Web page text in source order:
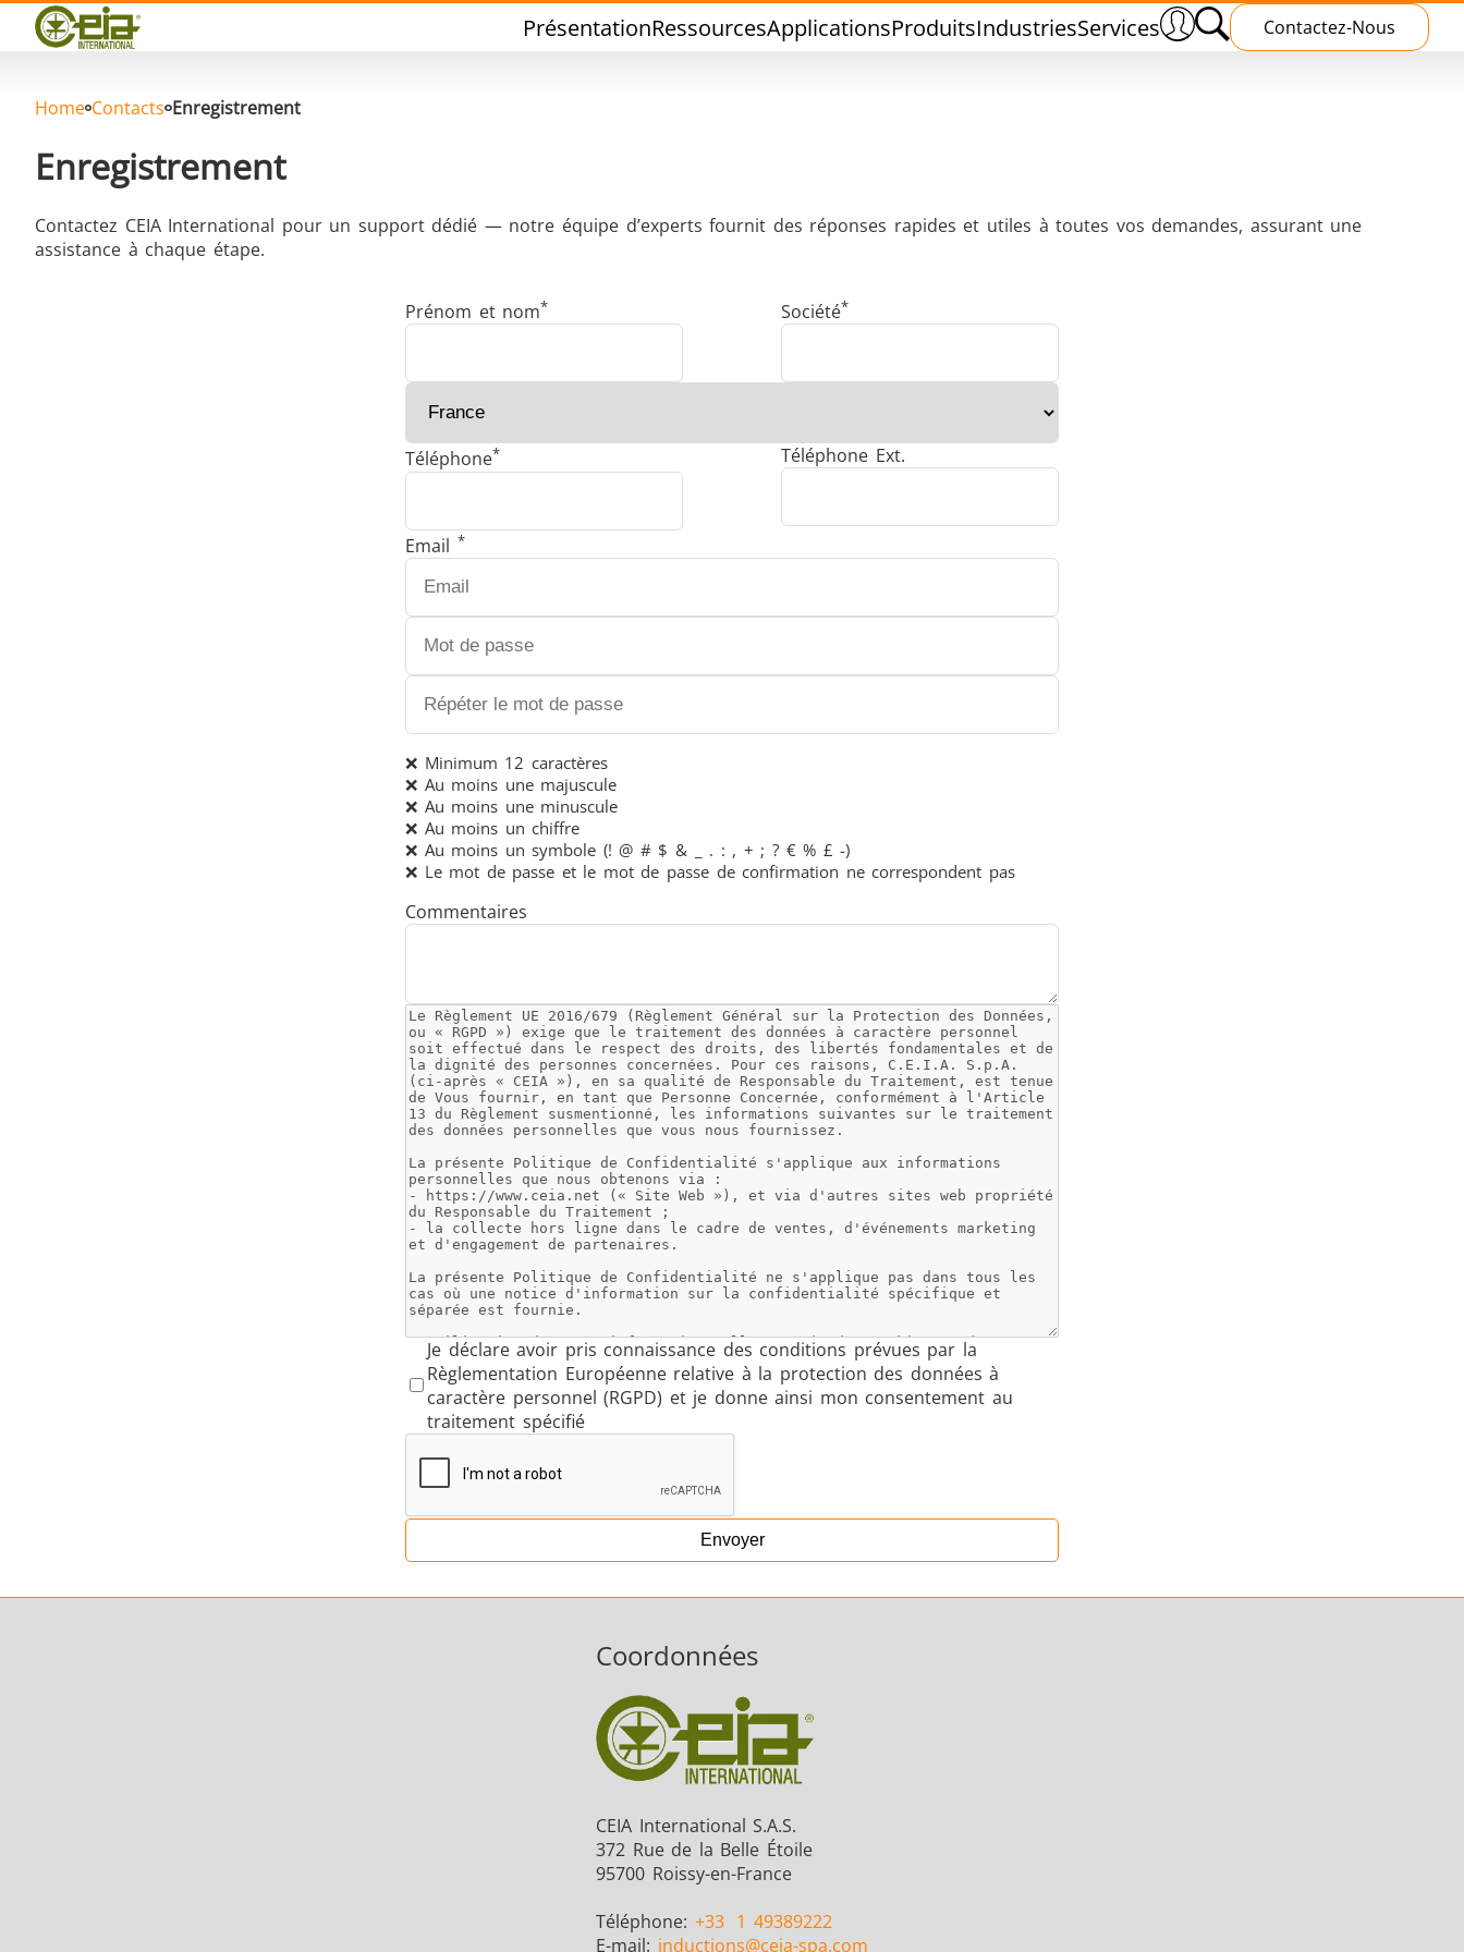
PrésentationRessourcesApplicationsProduitsIndustriesServices Contactez-Nous
Qualité
Événements
FAQ
Brasage Argent
Thermoscellage
Générateurs Centrales de Contrôle
Têtes de chauffe
Automobile Centres de données et IA
Fil et câble
Semi-conducteurs
Home Contacts Enregistrement
Enregistrement
Contactez CEIA International pour un support dédié — notre équipe d’experts fournit des réponses rapides et utiles à toutes vos demandes, assurant une
assistance à chaque étape.
Prénom et nom* Société*
Téléphone* Téléphone Ext.
Email *
❌ Minimum 12 caractères
❌ Au moins une majuscule
❌ Au moins une minuscule
❌ Au moins un chiffre
❌ Au moins un symbole (! @ # $ & _ . : , + ; ? € % £ -)
❌ Le mot de passe et le mot de passe de confirmation ne correspondent pas
Commentaires
Je déclare avoir pris connaissance des conditions prévues par la
Règlementation Européenne relative à la protection des données à
caractère personnel (RGPD) et je donne ainsi mon consentement au
traitement spécifié
Envoyer
Coordonnées
CEIA International S.A.S.
372 Rue de la Belle Étoile
95700 Roissy-en-France
Téléphone: +33 1 49389222
E-mail: inductions@ceia-spa.com